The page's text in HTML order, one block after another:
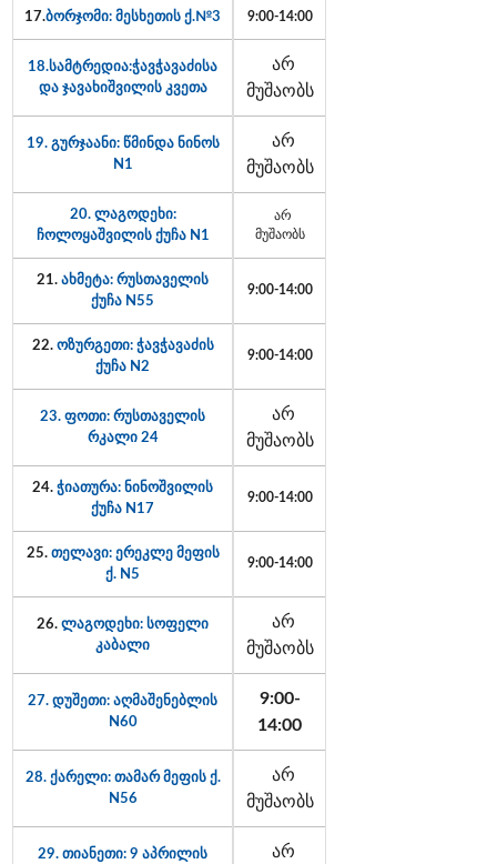
17.ბორჯომი: მესხეთის ქ.№3 9:00-14:00
18.სამტრედია:ჭავჭავაძისა
და ჯავახიშვილის კვეთა
არ
მუშაობს
19. გურჯაანი: წმინდა ნინოს
N1
არ
მუშაობს
20. ლაგოდეხი:
ჩოლოყაშვილის ქუჩა N1
არ
მუშაობს
21. ახმეტა: რუსთაველის
ქუჩა N55
9:00-14:00
22.ოზურგეთი: ჭავჭავაძის
ქუჩა N2
9:00-14:00
23. ფოთი: რუსთაველის
რკალი 24
არ
მუშაობს
24. ჭიათურა: ნინოშვილის
ქუჩა N17
9:00-14:00
25. თელავი: ერეკლე მეფის
ქ. N5
9:00-14:00
26. ლაგოდეხი: სოფელი
კაბალი
არ
მუშაობს
27. დუშეთი: აღმაშენებლის
N60
9:00-
14:00
28. ქარელი: თამარ მეფის ქ.
N56
არ
მუშაობს
29. თიანეთი: 9 აპრილის
არ